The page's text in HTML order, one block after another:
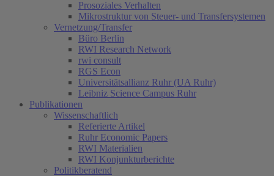
Prosoziales Verhalten
Mikrostruktur von Steuer- und Transfersystemen
Vernetzung/Transfer
Büro Berlin
RWI Research Network
rwi consult
RGS Econ
Universitätsallianz Ruhr (UA Ruhr)
Leibniz Science Campus Ruhr
Publikationen
Wissenschaftlich
Referierte Artikel
Ruhr Economic Papers
RWI Materialien
RWI Konjunkturberichte
Politikberatend